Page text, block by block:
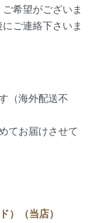
希望がございま
ご連絡下さいま
（海外配送不
てお届けさせて
）（当店）